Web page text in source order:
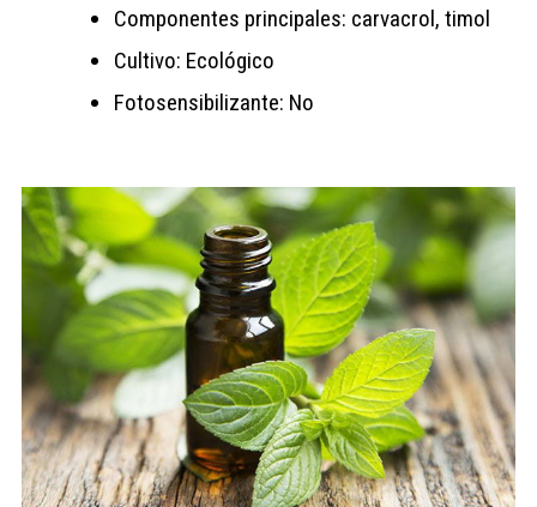
Componentes principales: carvacrol, timol
Cultivo: Ecológico
Fotosensibilizante: No